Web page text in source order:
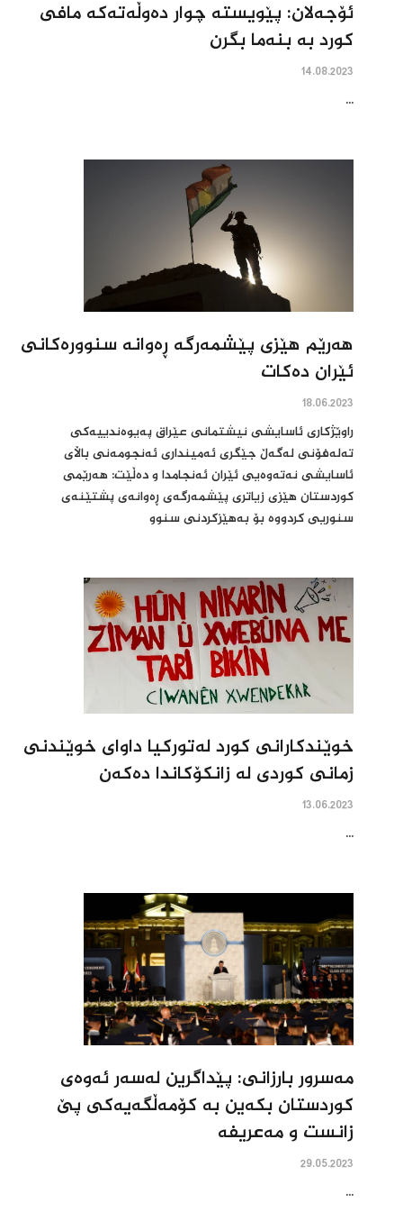
ئۆجەلان: پێویستە چوار دەوڵەتەکە مافی
کورد بە بنەما بگرن
14.08.2023
...
هەرێم هێزی پێشمەرگە ڕەوانە سنوورەکانى
ئێران دەکات
18.06.2023
راوێژكاری ئاسایشی نیشتمانی عێراق پەیوەندییەكی
تەلەفۆنی لەگەڵ جێگری ئەمینداری ئەنجومەنی باڵای
ئاسایشی نەتەوەیی ئێران ئەنجامدا و دەڵێت: هەرێمی
کوردستان هێزی زیاتری پێشمەرگەی ڕەوانەی پشتێنەی
سنوریی کردووە بۆ بەهێزکردنی سنوو
خوێندکارانى کورد له‌تورکیا داواى خوێندنى
زمانى کوردى له‌ زانکۆکاندا ده‌که‌ن
13.06.2023
...
مه‌سرور بارزانى: پێداگرین له‌سه‌ر ئه‌وه‌ى
کوردستان بکه‌ین به‌ کۆمه‌ڵگه‌یه‌کى پێ‌
زانست و مه‌عریفه‌
29.05.2023
...